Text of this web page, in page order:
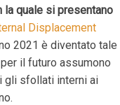
quale si presentano
Displacement
2021 è diventato tale
il futuro assumono
gli sfollati interni ai